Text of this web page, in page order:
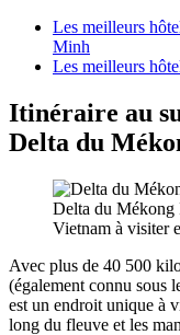
Les meilleurs
Minh
Les meilleurs
Itinéraire au
Delta du
Delta du Mékong
Vietnam à visiter
Avec plus de 40 500
(également connu sous
est un endroit unique à
long du fleuve et les